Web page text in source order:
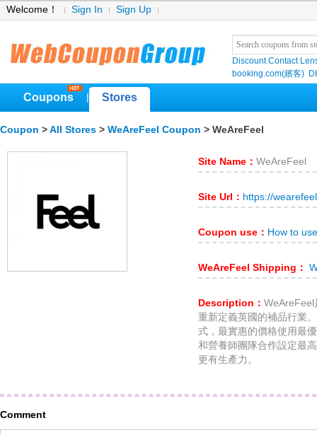
Welcome！ Sign In Sign Up
Discount Contact
booking.com(繽客)
Coupons Stores
Coupon > All Stores > WeAreFeel Coupon > WeAreFeel
Site Name： WeAreFeel
Site Url： https://
Coupon use： How to
WeAreFeel Shipping：
Description： WeAreFeel
重新定義英國的補品行業
式，最實惠的價格使用最
和營養師團隊合作設定最
更有生產力。
Comment